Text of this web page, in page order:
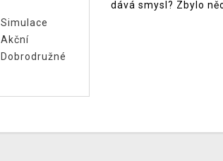
Simulace
Akční
Dobrodružné
dává smysl? Zbylo